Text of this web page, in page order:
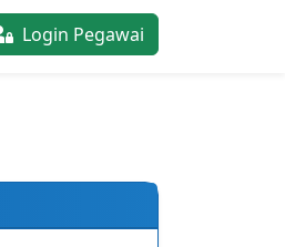
Login Pegawai